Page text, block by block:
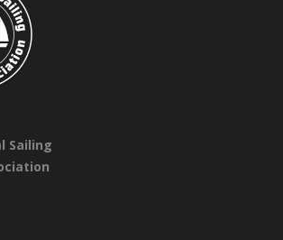
Sailing